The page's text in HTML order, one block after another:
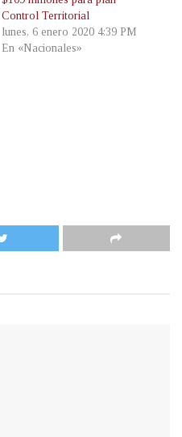
Control Territorial
lunes, 6 enero 2020 4:39 PM
En «Nacionales»